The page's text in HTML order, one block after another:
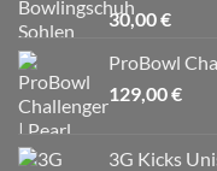
30,00€
ProBowl
129,00€
3G Kicks